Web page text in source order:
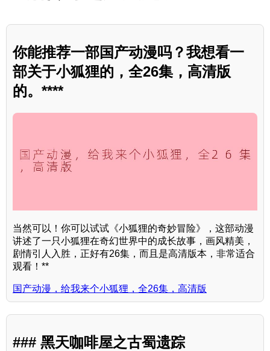
你能推荐一部国产动漫吗？我想看一
部关于小狐狸的，全26集，高清版
的。****
当然可以！你可以试试《小狐狸的奇妙冒险》，这部动漫
讲述了一只小狐狸在奇幻世界中的成长故事，画风精美，
剧情引人入胜，正好有26集，而且是高清版本，非常适合
观看！**
国产动漫，给我来个小狐狸，全26集，高清版
### 黑天咖啡屋之古蜀遗踪